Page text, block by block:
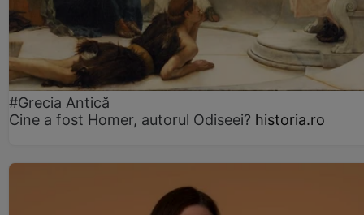
#Grecia Antică
Cine a fost Homer, autorul Odiseei? historia.ro